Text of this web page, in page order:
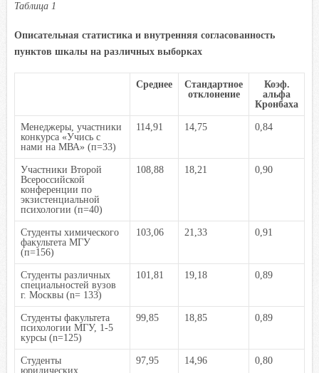
Таблица 1
Описательная статистика и внутренняя согласованность
пунктов шкалы на различных выборках
Среднее
Стандартное
отклонение
Коэф.
альфа
Кронбаха
Менеджеры, участники
конкурса «Учись с
нами на МВА» (п=33)
114,91 14,75 0,84
Участники Второй
Всероссийской
конференции по
экзистенциальной
психологии (п=40)
108,88 18,21 0,90
Студенты химического
факультета МГУ
(п=156)
103,06 21,33 0,91
Студенты различных
специальностей вузов
г. Москвы (n= 133)
101,81 19,18 0,89
Студенты факультета
психологии МГУ, 1-5
курсы (n=125)
99,85 18,85 0,89
Студенты
юридических,
97,95 14,96 0,80